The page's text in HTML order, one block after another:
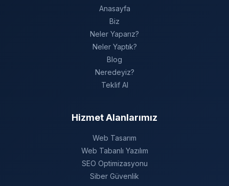
Anasayfa
Biz
Neler Yaparız?
Neler Yaptık?
Blog
Neredeyiz?
Teklif Al
Hizmet Alanlarımız
Web Tasarım
Web Tabanlı Yazılım
SEO Optimizasyonu
Siber Güvenlik